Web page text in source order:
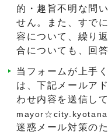
的・趣旨不明な問
せん。また、すで
容について、繰り
合についても、回
当フォームが上手
は、下記メールア
わせ内容を送信し
迷惑メール対策の